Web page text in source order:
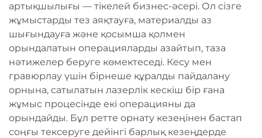
артықшылығы — тікелей бизнес-әсері. Ол сізге
жұмыстарды тез аяқтауға, материалды аз
шығындауға және қосымша қолмен
орындалатын операцияларды азайтып, таза
нәтижелер беруге көмектеседі. Кесу мен
гравюрлау үшін бірнеше құралды пайдалану
орнына, сатылатын лазерлік кескіш бір ғана
жұмыс процесінде екі операцияны да
орындайды. Бұл ретте орнату кезеңінен бастап
соңғы тексеруге дейінгі барлық кезеңдерде